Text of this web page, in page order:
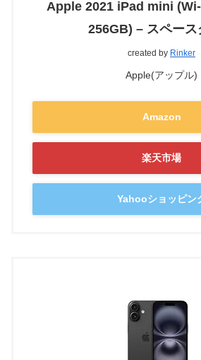
Apple 2021 iPad mini
256GB) – スペース
created by Rinker
Apple(アップル)
Amazon
楽天市場
Yahooショッピン